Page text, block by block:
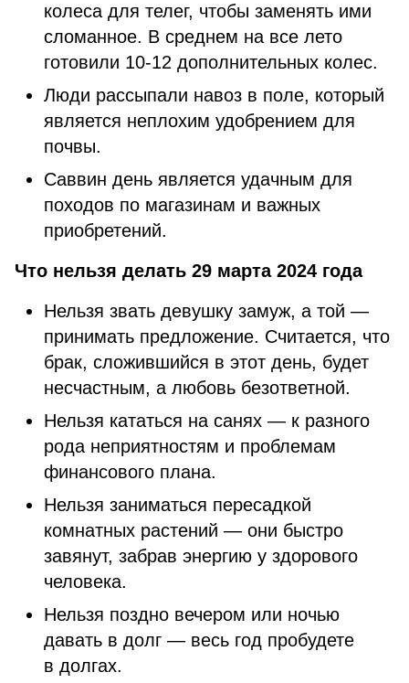
колеса для телег, чтобы заменять ими
сломанное. В среднем на все лето
готовили 10-12 дополнительных колес.
Люди рассыпали навоз в поле, который
является неплохим удобрением для
почвы.
Саввин день является удачным для
походов по магазинам и важных
приобретений.
Что нельзя делать 29 марта 2024 года
Нельзя звать девушку замуж, а той —
принимать предложение. Считается, что
брак, сложившийся в этот день, будет
несчастным, а любовь безответной.
Нельзя кататься на санях — к разного
рода неприятностям и проблемам
финансового плана.
Нельзя заниматься пересадкой
комнатных растений — они быстро
завянут, забрав энергию у здорового
человека.
Нельзя поздно вечером или ночью
давать в долг — весь год пробудете
в долгах.